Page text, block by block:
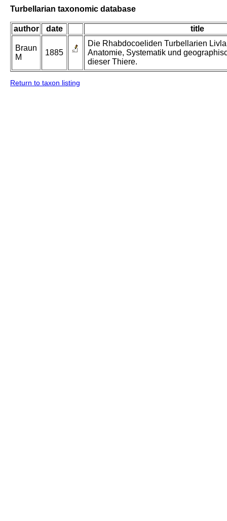
Turbellarian taxonomic database
author date title
Braun
M
1885
Die Rhabdocoeliden Turbellarien
Anatomie, Systematik und
dieser Thiere.
Return to taxon listing